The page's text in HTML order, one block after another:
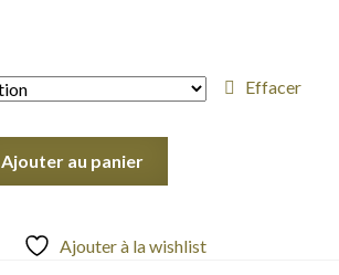
Effacer
Ajouter au panier
Ajouter à la wishlist